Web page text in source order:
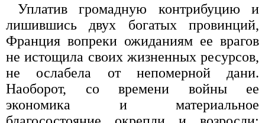
Уплатив громадную контрибуцию и
лишившись двух богатых провинций,
Франция вопреки ожиданиям ее врагов
не истощила своих жизненных ресурсов,
не ослабела от непомерной дани.
Наоборот, со времени войны ее
экономика и материальное